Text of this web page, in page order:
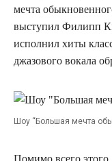
мечта
выступил Филипп
исполнил хиты
джазового вокала
Шоу “Большая мечта
Помимо всего